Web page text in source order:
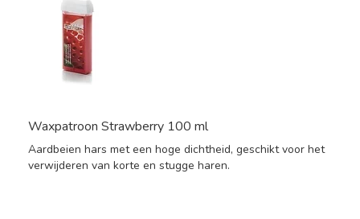
Waxpatroon Strawberry 100 ml
Aardbeien hars met een hoge dichtheid, geschikt voor het
verwijderen van korte en stugge haren.